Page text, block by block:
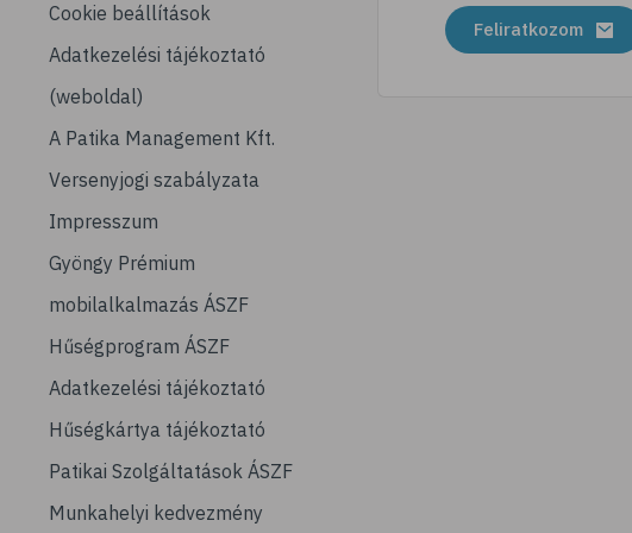
Cookie beállítások
Adatkezelési tájékoztató
(weboldal)
A Patika Management Kft.
Versenyjogi szabályzata
Impresszum
Gyöngy Prémium
mobilalkalmazás ÁSZF
Hűségprogram ÁSZF
Adatkezelési tájékoztató
Hűségkártya tájékoztató
Patikai Szolgáltatások ÁSZF
Munkahelyi kedvezmény
Feliratkozom